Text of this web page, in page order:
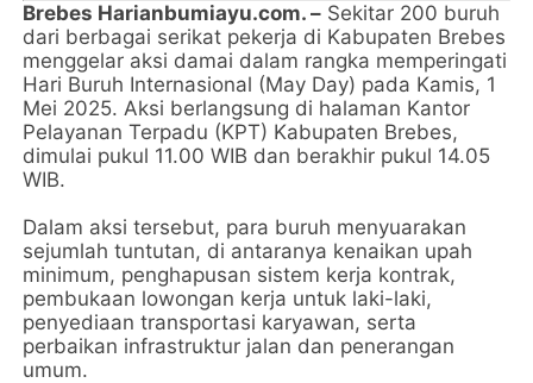
Brebes Harianbumiayu.com. – Sekitar 200 buruh
dari berbagai serikat pekerja di Kabupaten Brebes
menggelar aksi damai dalam rangka memperingati
Hari Buruh Internasional (May Day) pada Kamis, 1
Mei 2025. Aksi berlangsung di halaman Kantor
Pelayanan Terpadu (KPT) Kabupaten Brebes,
dimulai pukul 11.00 WIB dan berakhir pukul 14.05
WIB.
Dalam aksi tersebut, para buruh menyuarakan
sejumlah tuntutan, di antaranya kenaikan upah
minimum, penghapusan sistem kerja kontrak,
pembukaan lowongan kerja untuk laki-laki,
penyediaan transportasi karyawan, serta
perbaikan infrastruktur jalan dan penerangan
umum.